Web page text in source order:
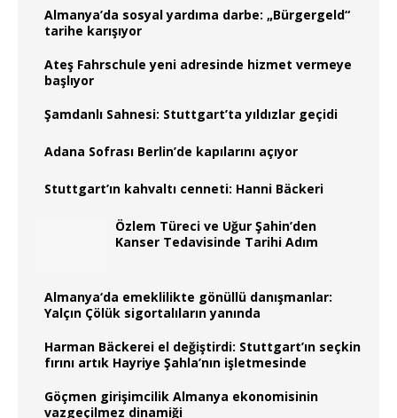
Almanya’da sosyal yardıma darbe: „Bürgergeld“
tarihe karışıyor
Ateş Fahrschule yeni adresinde hizmet vermeye
başlıyor
Şamdanlı Sahnesi: Stuttgart’ta yıldızlar geçidi
Adana Sofrası Berlin’de kapılarını açıyor
Stuttgart’ın kahvaltı cenneti: Hanni Bäckeri
Özlem Türeci ve Uğur Şahin’den
Kanser Tedavisinde Tarihi Adım
Almanya‘da emeklilikte gönüllü danışmanlar:
Yalçın Çölük sigortalıların yanında
Harman Bäckerei el değiştirdi: Stuttgart’ın seçkin
fırını artık Hayriye Şahla’nın işletmesinde
Göçmen girişimcilik Almanya ekonomisinin
vazgeçilmez dinamiği